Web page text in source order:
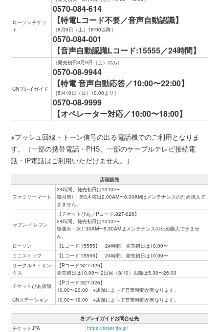
ローソンチケッ
ト
0570-084-614
【特電Lコード不要／音声自動認識】
［8月9日（土）18:00以降］
0570-084-001
【音声自動認識Lコード:15555／24時間】
CNプレイガイド
［発売初日8月9日（土）のみ］
0570-08-9944
【特電 音声自動応答／10:00〜22:00】
［8月10日（日）10:00より］
0570-08-9999
【オペレーター対応／10:00〜18:00】
※プッシュ回線・トーン信号の出る電話機でのご利用となりま
す。（一部の携帯電話・PHS、一部のケーブルテレビ接続電
話・IP電話はご利用いただけません。）
店頭販売
ファミリーマート
24時間、発売初日は10:00〜
毎月第1・第3木曜日2:00AM〜8:00AMはメンテナンスのため購入で
きません。
セブン-イレブン
【チケットぴあ／Pコード:827-026】
24時間、発売初日は10:00〜
毎週火・水1:30AM〜5:30AMはメンテナンスのため購入できませ
ん。
ローソン
【Lコード:15555】 24時間、発売初日は10:00〜
ミニストップ
【Lコード:15555】 24時間、発売初日は10:00〜
サークルＫ・サン
クス
【Pコード:827-026】
発売初日は10:00〜 2日目（8/10）以降は5:30〜26:00
チケットぴあ店舗
【Pコード:827-026】
10:00〜20:00 ※店舗によって営業時間が異なります。
CNステーション
10:00〜19:00 ※店舗によって営業時間が異なります。
各プレイガイドお問合せ先
チケットJFA
https://ticket.jfa.jp/